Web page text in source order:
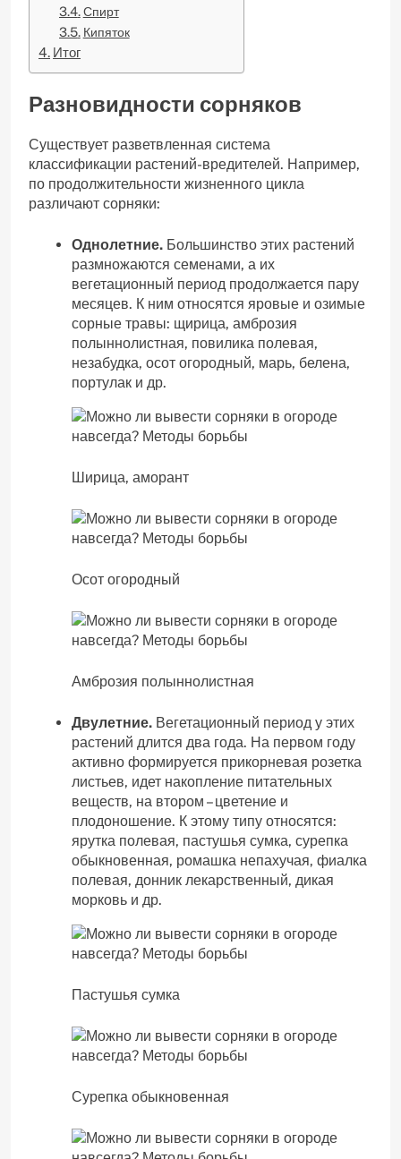
Спирт
Кипяток
Итог
Разновидности сорняков
Существует разветвленная система
классификации растений-вредителей. Например,
по продолжительности жизненного цикла
различают сорняки:
Однолетние. Большинство этих растений
размножаются семенами, а их
вегетационный период продолжается пару
месяцев. К ним относятся яровые и озимые
сорные травы: щирица, амброзия
полыннолистная, повилика полевая,
незабудка, осот огородный, марь, белена,
портулак и др.
Ширица, аморант
Осот огородный
Амброзия полыннолистная
Двулетние. Вегетационный период у этих
растений длится два года. На первом году
активно формируется прикорневая розетка
листьев, идет накопление питательных
веществ, на втором – цветение и
плодоношение. К этому типу относятся:
ярутка полевая, пастушья сумка, сурепка
обыкновенная, ромашка непахучая, фиалка
полевая, донник лекарственный, дикая
морковь и др.
Пастушья сумка
Сурепка обыкновенная